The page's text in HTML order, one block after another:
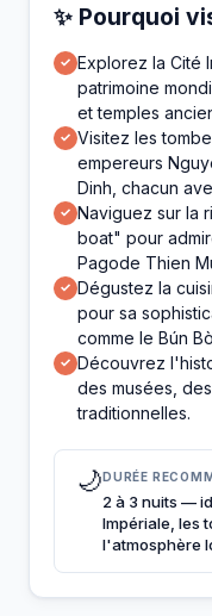
✨ Pourquoi
✓ Explorez la Cité
patrimoine
et temples
✓ Visitez les
empereurs
Dinh, chacun
✓ Naviguez sur la
boat" pour
Pagode Thien
✓ Dégustez la
pour sa
comme le Bún Bò
✓ Découvrez
des musées,
traditionnelles.
🌙DURÉE
2 à 3 nuits —
Impériale, les
l'atmosphère